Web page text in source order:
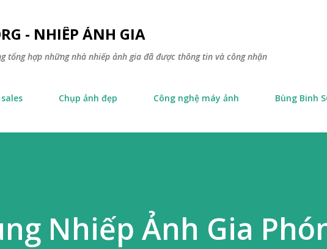
- NHIẾP ẢNH GIA
tổng hợp những nhà nhiếp ảnh gia đã được thông tin và công nhận
Chụp ảnh đẹp Công nghệ máy ảnh Bùng Binh
Nhiếp Ảnh Gia